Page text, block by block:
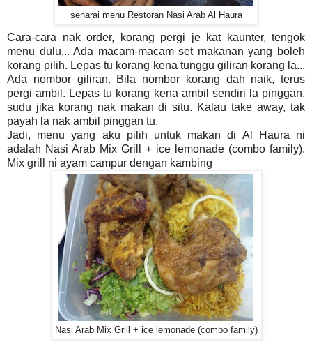
senarai menu Restoran Nasi Arab Al Haura
Cara-cara nak order, korang pergi je kat kaunter, tengok
menu dulu... Ada macam-macam set makanan yang boleh
korang pilih. Lepas tu korang kena tunggu giliran korang la...
Ada nombor giliran. Bila nombor korang dah naik, terus
pergi ambil. Lepas tu korang kena ambil sendiri la pinggan,
sudu jika korang nak makan di situ. Kalau take away, tak
payah la nak ambil pinggan tu.
Jadi, menu yang aku pilih untuk makan di Al Haura ni
adalah Nasi Arab Mix Grill + ice lemonade (combo family).
Mix grill ni ayam campur dengan kambing
Nasi Arab Mix Grill + ice lemonade (combo family)